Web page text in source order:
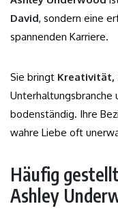
David, sondern eine
spannenden Karriere.
Sie bringt Kreativität,
Unterhaltungsbranche
bodenständig. Ihre
wahre Liebe oft
Häufig
Ashley